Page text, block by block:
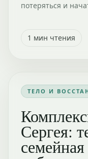
потеряться и
1 мин чтения
ТЕЛО И
Сергея: